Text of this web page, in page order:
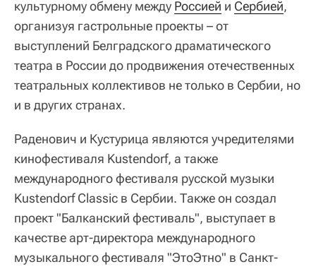
культурному обмену между Россией и Сербией,
организуя гастрольные проекты – от
выступлений Белградского драматического
театра в России до продвижения отечественных
театральных коллективов не только в Сербии, но
и в других странах.
Раденович и Кустурица являются учредителями
кинофестиваля Kustendorf, а также
международного фестиваля русской музыки
Kustendorf Classic в Сербии. Также он создал
проект "Балканский фестиваль", выступает в
качестве арт-директора международного
музыкального фестиваля "ЭтоЭтно" в Санкт-